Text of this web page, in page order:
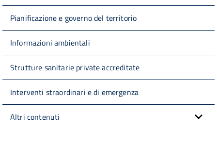
Pianificazione e governo del territorio
Informazioni ambientali
Strutture sanitarie private accreditate
Interventi straordinari e di emergenza
Altri contenuti